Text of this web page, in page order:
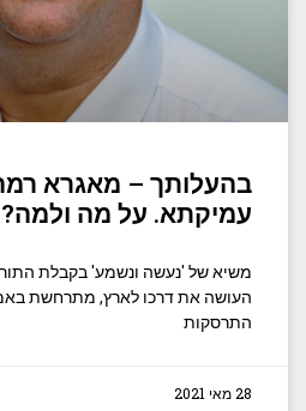
בהעלותך – מאגרא
עמיקתא. על מה ולמה?
משיא של 'נעשה ונשמע' בקבלת
העושה את דרכו לארץ, מתרחשת
התרסקות
28 מאי 2021